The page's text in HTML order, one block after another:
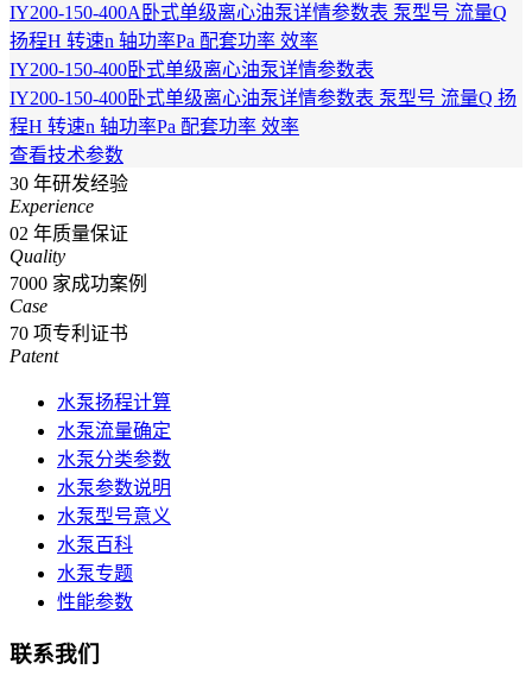
IY200-150-400A卧式单级离心油泵详情参数表 泵型号 流量Q
扬程H 转速n 轴功率Pa 配套功率 效率
IY200-150-400卧式单级离心油泵详情参数表
IY200-150-400卧式单级离心油泵详情参数表 泵型号 流量Q 扬
程H 转速n 轴功率Pa 配套功率 效率
查看技术参数
30 年研发经验
Experience
02 年质量保证
Quality
7000 家成功案例
Case
70 项专利证书
Patent
水泵扬程计算
水泵流量确定
水泵分类参数
水泵参数说明
水泵型号意义
水泵百科
水泵专题
性能参数
联系我们